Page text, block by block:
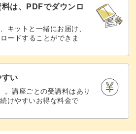
は、PDFでダウンロ
キットと一緒にお届け、
ードすることができま
い
。講座ごとの受講料はあり
けやすいお得な料金で